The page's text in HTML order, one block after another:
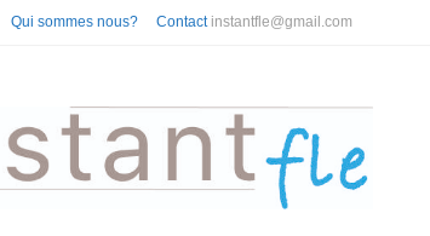
Qui sommes nous? Contact instantfle@gmail.com